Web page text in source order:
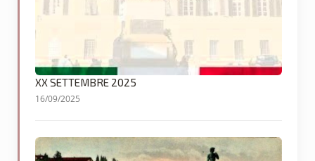
XX SETTEMBRE 2025
16/09/2025